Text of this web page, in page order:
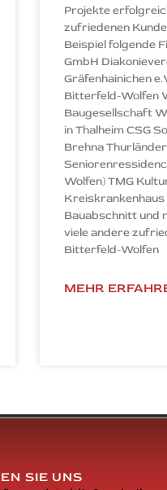
Projekte
zufriedenen
Beispiel folgende
GmbH
Gräfenhainichen
Bitterfeld-Wolfen
Baugesellschaft
in Thalheim CSG
Brehna
Wolfen) TMG
Bauabschnitt und
viele andere
Bitterfeld-Wolfen
MEHR
SIE UNS